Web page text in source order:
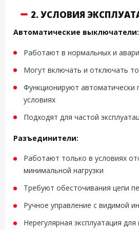
2. УСЛОВИЯ
Автоматические выключатели:
Работают в нормальных и
Могут включать и отключать
Функционируют автоматически
условиях
Подходят для частой
Разъединители:
Работают только в условиях
минимальной нагрузки
Требуют обесточивания цепи
Ручное управление с видимой
Нерегулярная эксплуатация